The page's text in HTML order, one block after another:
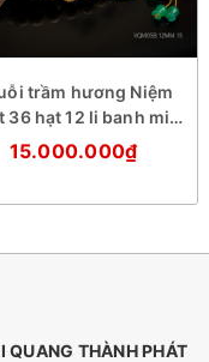
trầm hương Niệm
36 hạt 12 li banh mix
đá xanh
15.000.000₫
QUANG THÀNH PHÁT